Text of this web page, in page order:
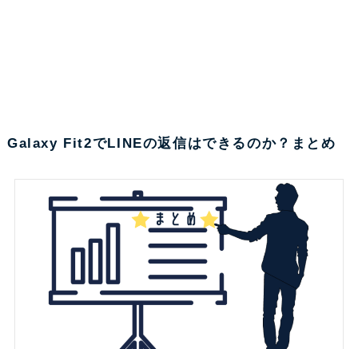
Galaxy Fit2でLINEの返信はできるのか？まとめ